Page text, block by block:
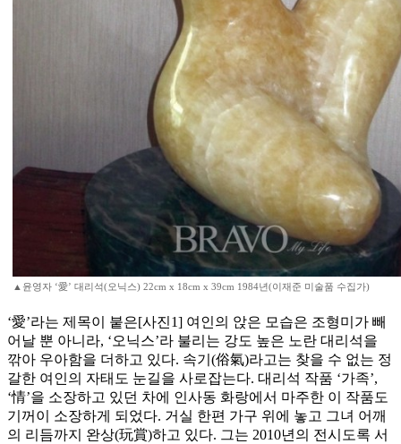
▲윤영자 ‘愛’ 대리석(오닉스) 22cm x 18cm x 39cm 1984년(이재준 미술품 수집가)
‘愛’라는 제목이 붙은[사진1] 여인의 앉은 모습은 조형미가 빼
어날 뿐 아니라, ‘오닉스’라 불리는 강도 높은 노란 대리석을
깎아 우아함을 더하고 있다. 속기(俗氣)라고는 찾을 수 없는 정
갈한 여인의 자태도 눈길을 사로잡는다. 대리석 작품 ‘가족’,
‘情’을 소장하고 있던 차에 인사동 화랑에서 마주한 이 작품도
기꺼이 소장하게 되었다. 거실 한편 가구 위에 놓고 그녀 어깨
의 리듬까지 완상(玩賞)하고 있다. 그는 2010년의 전시도록 서